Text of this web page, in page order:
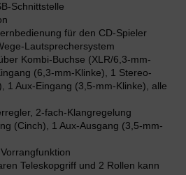
Schnittstelle
für den CD-Spieler
Lautsprechersystem
Kombi-Buchse (XLR/6,3-mm-
(6,3-mm-Klinke), 1 Stereo-
1 Aux-Eingang (3,5-mm-Klinke), alle
2-fach-Klangregelung
(Cinch), 1 Aux-Ausgang (3,5-mm-
Teleskopgriff und 2 Rollen kann